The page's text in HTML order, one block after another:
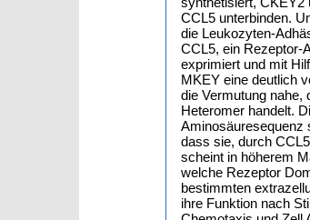
CCL5 unterbinden.
die Leukozyten-
CCL5, ein Rezeptor-
exprimiert und mit
MKEY eine deutlich
die Vermutung
Heteromer handelt.
Aminosäuresequenz
dass sie, durch
scheint in höherem
welche Rezeptor
bestimmten
ihre Funktion nach